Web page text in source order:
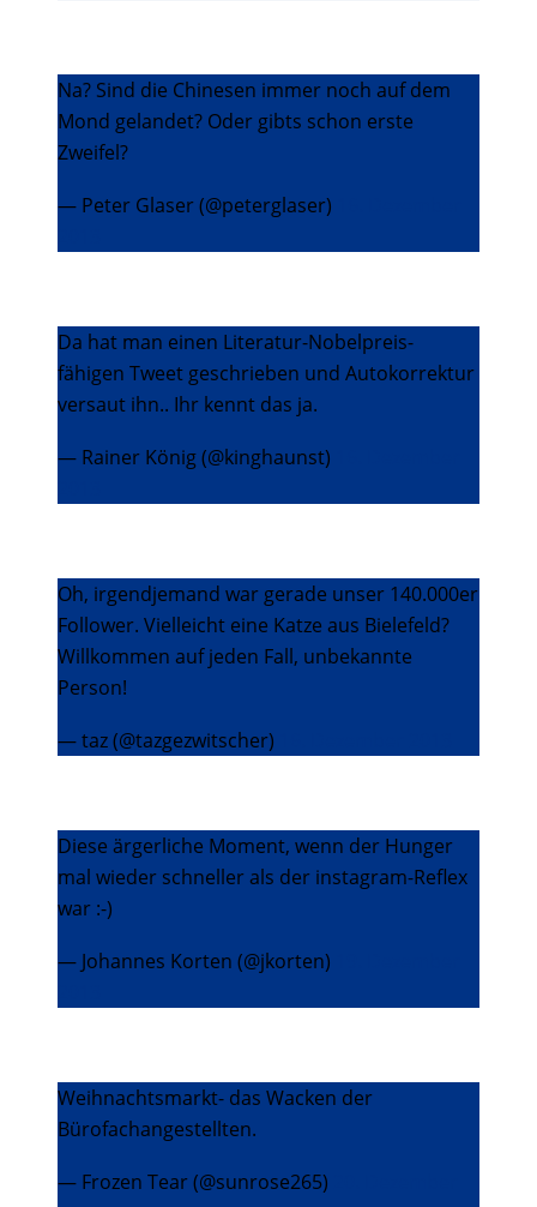
Na? Sind die Chinesen immer noch auf dem
Mond gelandet? Oder gibts schon erste
Zweifel?
— Peter Glaser (@peterglaser)
Da hat man einen Literatur-Nobelpreis-
fähigen Tweet geschrieben und Autokorrektur
versaut ihn.. Ihr kennt das ja.
— Rainer König (@kinghaunst)
Oh, irgendjemand war gerade unser 140.000er
Follower. Vielleicht eine Katze aus Bielefeld?
Willkommen auf jeden Fall, unbekannte
Person!
— taz (@tazgezwitscher)
Diese ärgerliche Moment, wenn der Hunger
mal wieder schneller als der instagram-Reflex
war :-)
— Johannes Korten (@jkorten)
Weihnachtsmarkt- das Wacken der
Bürofachangestellten.
— Frozen Tear (@sunrose265)